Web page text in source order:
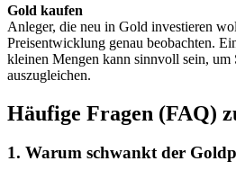
Gold kaufen
Anleger, die neu in Gold investieren
Preisentwicklung genau beobachten.
kleinen Mengen kann sinnvoll sein, um
auszugleichen.
Häufige Fragen (FAQ)
1. Warum schwankt der